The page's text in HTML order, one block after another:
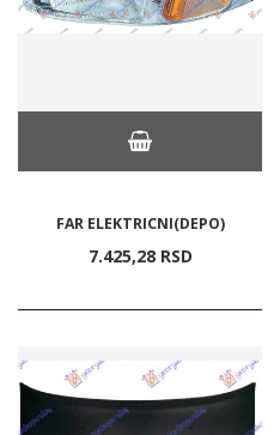
FAR ELEKTRICNI(DEPO)
7.425,28 RSD